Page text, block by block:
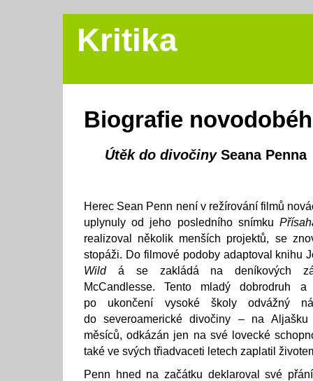
Kritika
Biografie
Útěk do divočinySeana Penna
Herec Sean Penn není v režírování filmů
uplynuly od jeho posledního snímku
realizoval několik menších projektů, se
stopáži. Do filmové podoby adaptoval knihu
Wildá se zakládá na deníkových
McCandlesse. Tento mladý dobrodruh
po ukončení vysoké školy odvážný
do severoamerické divočiny – na
měsíců, odkázán jen na své lovecké
také ve svých třiadvaceti letech zaplatil
Penn hned na začátku deklaroval své